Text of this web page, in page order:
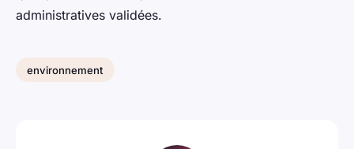
administratives validées.
environnement